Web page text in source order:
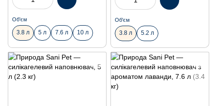
Об'єм
3.8 л 5 л 7.6 л 10 л
Об'єм
3.8 л 5.2 л